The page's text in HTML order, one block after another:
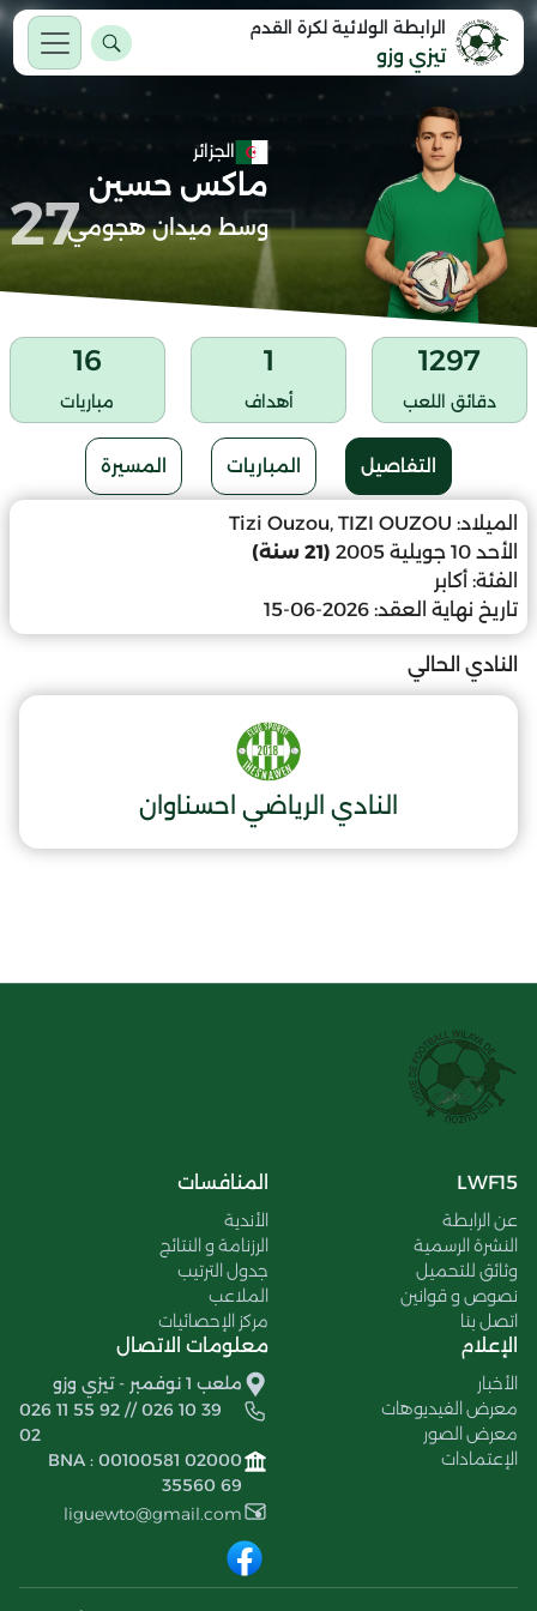
الرابطة الولائية لكرة القدم
تيزي وزو
الجزائر
ماكس حسين
وسط ميدان هجومي27
1297
دقائق اللعب
1
أهداف
16
مباريات
التفاصيل المباريات المسيرة
الميلاد: Tizi Ouzou, TIZI OUZOU
الأحد 10 جويلية 2005
(21 سنة)
الفئة: أكابر
تاريخ نهاية العقد: 2026-06-15
النادي الحالي
النادي الرياضي احسناوان
LWF15
عن الرابطة
النشرة الرسمية
وثائق للتحميل
نصوص و قوانين
اتصل بنا
المنافسات
الأندية
الرزنامة و النتائج
جدول الترتيب
الملاعب
مركز الإحصائيات
الإعلام
الأخبار
معرض الفيديوهات
معرض الصور
الإعتمادات
معلومات الاتصال
ملعب 1 نوفمبر - تيزي وزو
026 11 55 92 // 026 10 39
02
BNA : 00100581 02000
35560 69
liguewto@gmail.com